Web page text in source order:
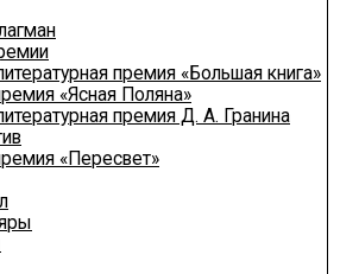
премия «Большая книга»
«Ясная Поляна»
премия Д. А. Гранина
«Пересвет»